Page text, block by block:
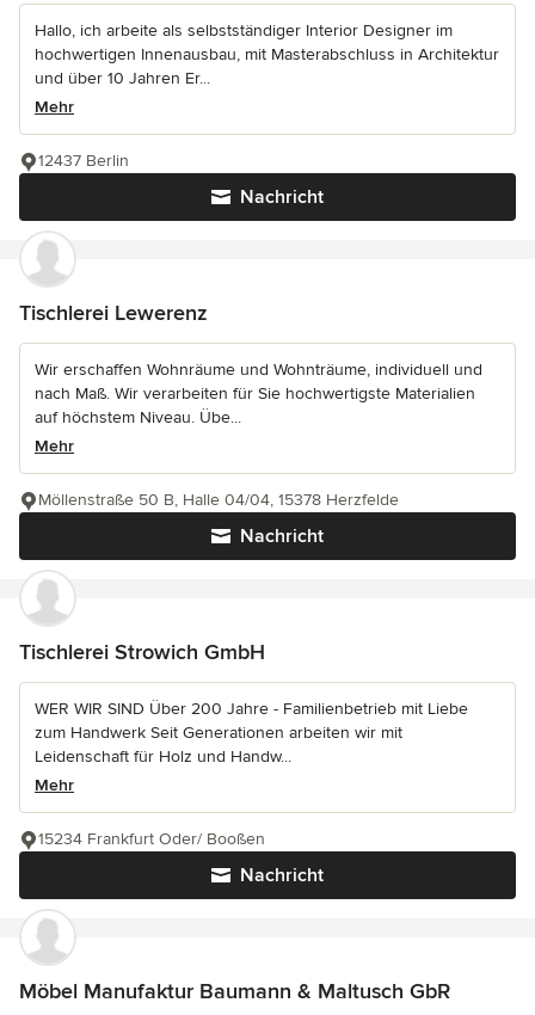
Hallo, ich arbeite als selbstständiger Interior Designer im
hochwertigen Innenausbau, mit Masterabschluss in Architektur
und über 10 Jahren Er...
Mehr
Nachricht
12437 Berlin
Tischlerei Lewerenz
Wir erschaffen Wohnräume und Wohnträume, individuell und
nach Maß. Wir verarbeiten für Sie hochwertigste Materialien
auf höchstem Niveau. Übe...
Mehr
Nachricht
Möllenstraße 50 B, Halle 04/04, 15378 Herzfelde
Tischlerei Strowich GmbH
WER WIR SIND Über 200 Jahre - Familienbetrieb mit Liebe
zum Handwerk Seit Generationen arbeiten wir mit
Leidenschaft für Holz und Handw...
Mehr
Nachricht
15234 Frankfurt Oder/ Booßen
Möbel Manufaktur Baumann & Maltusch GbR